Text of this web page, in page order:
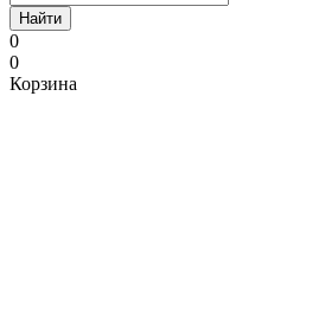
Найти
0
0
Корзина